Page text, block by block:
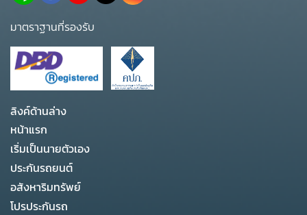
มาตราฐานที่รองรับ
ลิงค์ด้านล่าง
หน้าแรก
เริ่มเป็นนายตัวเอง
ประกันรถยนต์
อสังหาริมทรัพย์
โปรประกันรถ